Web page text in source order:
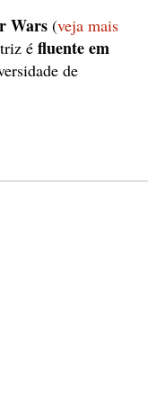
Wars (veja mais
é fluente em
de